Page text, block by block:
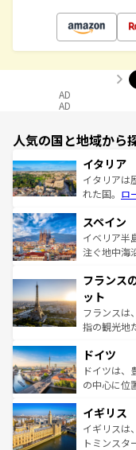
AD
AD
人気の国と地域から
イタリア
イタリアは
れた国。 ロ
ろん、トス
景など、自
ピザやパス
ませてくれ
なお、新着
しい。
スペイン
イベリア半
注ぐ地中海
文化が根付
れる闘牛、
る。首都マ
アートに溢
せる。地方
ンテンツ一
フランス
ット
フランスは
指の観光地
で、幅広い
聖堂、美し
から魅了す
いる。シャ
香り高いラ
らに、パリ
ドイツ
ドイツは、
の中心に位
顔を持つこ
ルリンの文
してライン
イギリス
イギリスは
トミンスタ